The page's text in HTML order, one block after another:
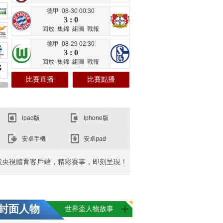
德甲 08-30 00:30
3 : 0
回放 集錦 組圖 戰報
德甲 08-29 02:30
3 : 0
回放 集錦 組圖 戰報
比賽直播 比賽點播
ipad版 iphone版
安卓手機 安卓pad
央視體育客戶端，精彩賽事，即刻呈現！
面人物 世界盃人物故事